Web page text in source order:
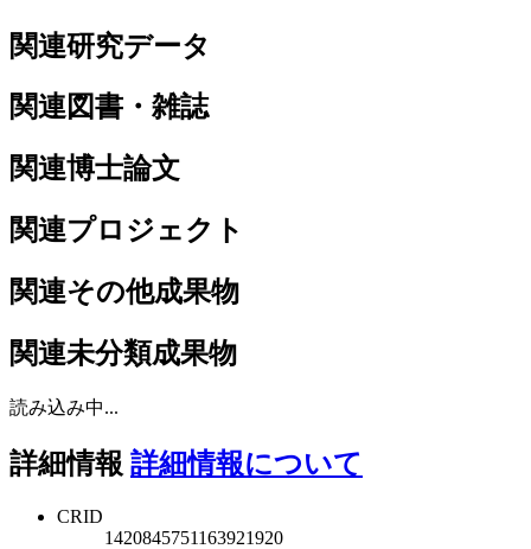
関連研究データ
関連図書・雑誌
関連博士論文
関連プロジェクト
関連その他成果物
関連未分類成果物
読み込み中...
詳細情報 詳細情報について
CRID
1420845751163921920